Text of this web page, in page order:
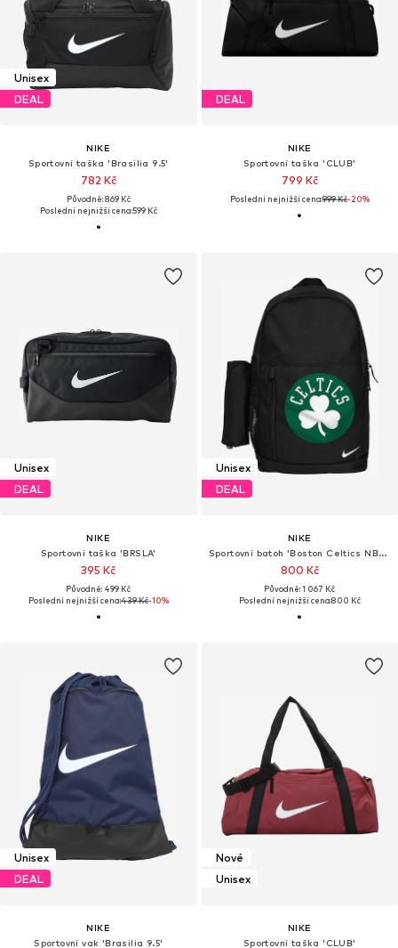
Unisex
DEAL
NIKE
Sportovní taška 'Brasilia 9.5'
782 Kč
Původně: 869 Kč
Poslední nejnižší cena:599 Kč
DEAL
NIKE
Sportovní taška 'CLUB'
799 Kč
Poslední nejnižší cena:999 Kč-20%
Unisex
DEAL
NIKE
Sportovní taška 'BRSLA'
395 Kč
Původně: 499 Kč
Poslední nejnižší cena:439 Kč-10%
Unisex
DEAL
NIKE
Sportovní batoh 'Boston Celtics NBA Elemental'
800 Kč
Původně: 1 067 Kč
Poslední nejnižší cena:800 Kč
Unisex
DEAL
NIKE
Sportovní vak 'Brasilia 9.5'
Nové
Unisex
NIKE
Sportovní taška 'CLUB'